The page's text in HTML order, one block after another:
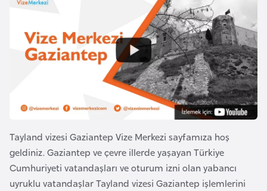
Tayland vizesi Gaziantep Vize Merkezi sayfamıza hoş
geldiniz. Gaziantep ve çevre illerde yaşayan Türkiye
Cumhuriyeti vatandaşları ve oturum izni olan yabancı
uyruklu vatandaşlar Tayland vizesi Gaziantep işlemlerini
a
c
a
n